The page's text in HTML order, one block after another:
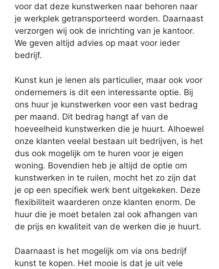
voor dat deze kunstwerken naar behoren naar
je werkplek getransporteerd worden. Daarnaast
verzorgen wij ook de inrichting van je kantoor.
We geven altijd advies op maat voor ieder
bedrijf.
Kunst kun je lenen als particulier, maar ook voor
ondernemers is dit een interessante optie. Bij
ons huur je kunstwerken voor een vast bedrag
per maand. Dit bedrag hangt af van de
hoeveelheid kunstwerken die je huurt. Alhoewel
onze klanten veelal bestaan uit bedrijven, is het
dus ook mogelijk om te huren voor je eigen
woning. Bovendien heb je altijd de optie om
kunstwerken in te ruilen, mocht het zo zijn dat
je op een specifiek werk bent uitgekeken. Deze
flexibiliteit waarderen onze klanten enorm. De
huur die je moet betalen zal ook afhangen van
de prijs en kwaliteit van de werken die je huurt.
Daarnaast is het mogelijk om via ons bedrijf
kunst te kopen. Het mooie is dat je uit vele